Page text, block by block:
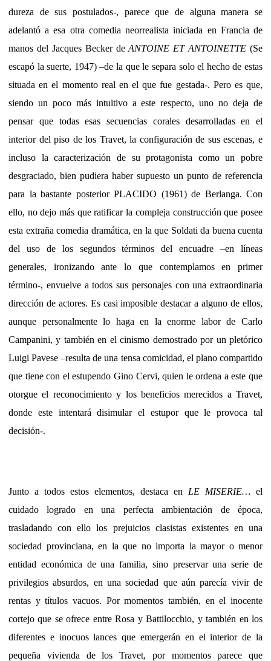
dureza de sus postulados-, parece que de alguna manera se
adelantó a esa otra comedia neorrealista iniciada en Francia de
manos del Jacques Becker deANTOINE ET ANTOINETTE (Se
escapó la suerte, 1947) –de la que le separa solo el hecho de estas
situada en el momento real en el que fue gestada-. Pero es que,
siendo un poco más intuitivo a este respecto, uno no deja de
pensar que todas esas secuencias corales desarrolladas en el
interior del piso de los Travet, la configuración de sus escenas, e
incluso la caracterización de su protagonista como un pobre
desgraciado, bien pudiera haber supuesto un punto de referencia
para la bastante posterior PLACIDO (1961) de Berlanga. Con
ello, no dejo más que ratificar la compleja construcción que posee
esta extraña comedia dramática, en la que Soldati da buena cuenta
del uso de los segundos términos del encuadre –en líneas
generales, ironizando ante lo que contemplamos en primer
término-, envuelve a todos sus personajes con una extraordinaria
dirección de actores. Es casi imposible destacar a alguno de ellos,
aunque personalmente lo haga en la enorme labor de Carlo
Campanini, y también en el cinismo demostrado por un pletórico
Luigi Pavese –resulta de una tensa comicidad, el plano compartido
que tiene con el estupendo Gino Cervi, quien le ordena a este que
otorgue el reconocimiento y los beneficios merecidos a Travet,
donde este intentará disimular el estupor que le provoca tal
decisión-.
Junto a todos estos elementos, destaca en LE MISERIE… el
cuidado logrado en una perfecta ambientación de época,
trasladando con ello los prejuicios clasistas existentes en una
sociedad provinciana, en la que no importa la mayor o menor
entidad económica de una familia, sino preservar una serie de
privilegios absurdos, en una sociedad que aún parecía vivir de
rentas y títulos vacuos. Por momentos también, en el inocente
cortejo que se ofrece entre Rosa y Battilocchio, y también en los
diferentes e inocuos lances que emergerán en el interior de la
pequeña vivienda de los Travet, por momentos parece que